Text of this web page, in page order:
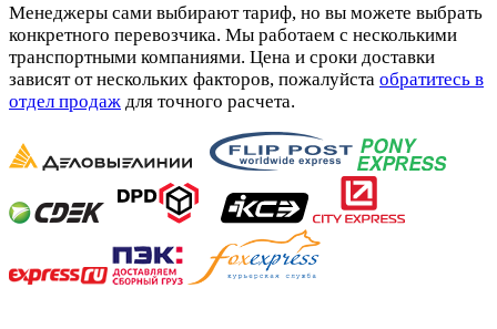
Менеджеры сами выбирают тариф, но вы можете выбрать
конкретного перевозчика. Мы работаем с несколькими
транспортными компаниями. Цена и сроки доставки
зависят от нескольких факторов, пожалуйста обратитесь в
отдел продаж для точного расчета.